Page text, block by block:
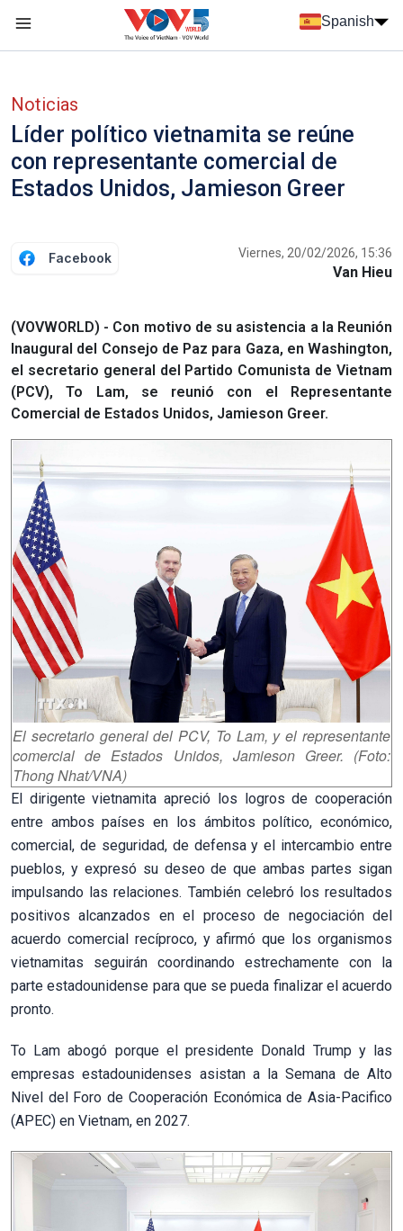
Spanish
Noticias
Líder político vietnamita se reúne
con representante comercial de
Estados Unidos, Jamieson Greer
Facebook Viernes, 20/02/2026, 15:36
Van Hieu
(VOVWORLD) - Con motivo de su asistencia a la Reunión
Inaugural del Consejo de Paz para Gaza, en Washington,
el secretario general del Partido Comunista de Vietnam
(PCV), To Lam, se reunió con el Representante
Comercial de Estados Unidos, Jamieson Greer.
El secretario general del PCV, To Lam, y el representante
comercial de Estados Unidos, Jamieson Greer. (Foto:
Thong Nhat/VNA)
El dirigente vietnamita apreció los logros de cooperación
entre ambos países en los ámbitos político, económico,
comercial, de seguridad, de defensa y el intercambio entre
pueblos, y expresó su deseo de que ambas partes sigan
impulsando las relaciones. También celebró los resultados
positivos alcanzados en el proceso de negociación del
acuerdo comercial recíproco, y afirmó que los organismos
vietnamitas seguirán coordinando estrechamente con la
parte estadounidense para que se pueda finalizar el acuerdo
pronto.
To Lam abogó porque el presidente Donald Trump y las
empresas estadounidenses asistan a la Semana de Alto
Nivel del Foro de Cooperación Económica de Asia-Pacifico
(APEC) en Vietnam, en 2027.